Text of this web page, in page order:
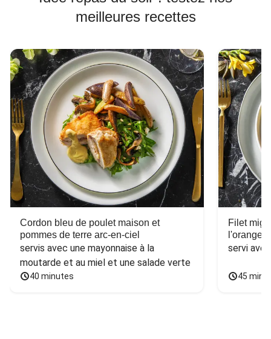
meilleures recettes
Cordon bleu de poulet maison et
pommes de terre arc-en-ciel
servis avec une mayonnaise à la
moutarde et au miel et une salade verte
40 minutes
Filet
l'orange
servi
45